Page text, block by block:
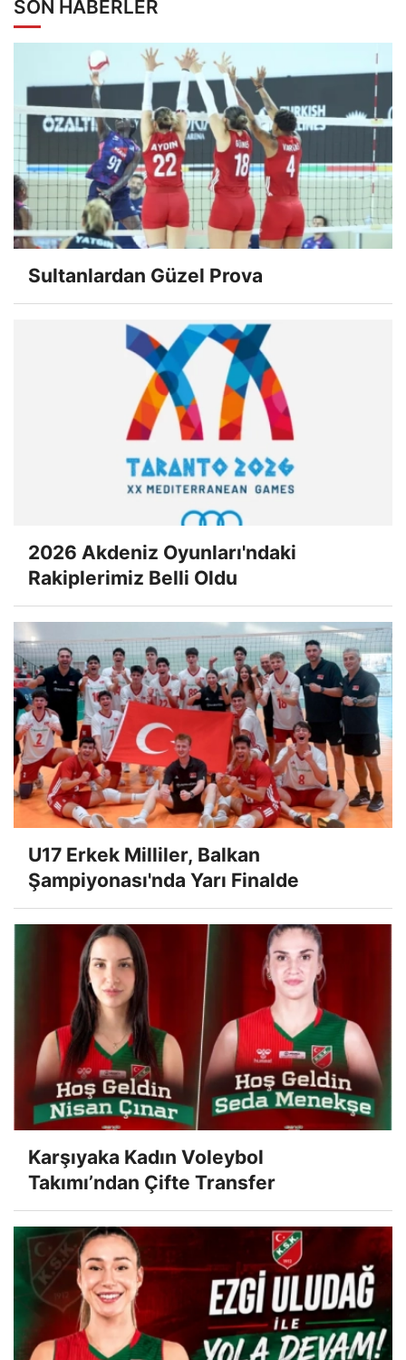
SON HABERLER
Sultanlardan Güzel Prova
2026 Akdeniz Oyunları'ndaki
Rakiplerimiz Belli Oldu
U17 Erkek Milliler, Balkan
Şampiyonası'nda Yarı Finalde
Karşıyaka Kadın Voleybol
Takımı’ndan Çifte Transfer